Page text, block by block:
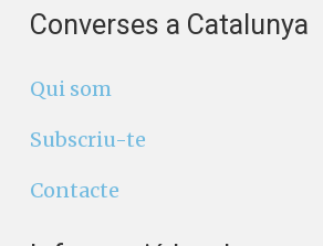
Converses a Catalunya
Qui som
Subscriu-te
Contacte